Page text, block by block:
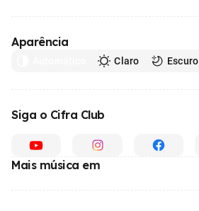
Aparência
Claro Escuro
Siga o Cifra Club
Mais música em